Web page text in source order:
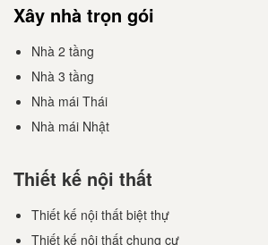
Xây nhà trọn gói
Nhà 2 tầng
Nhà 3 tầng
Nhà mái Thái
Nhà mái Nhật
Thiết kế nội thất
Thiết kế nội thất biệt thự
Thiết kế nội thất chung cư